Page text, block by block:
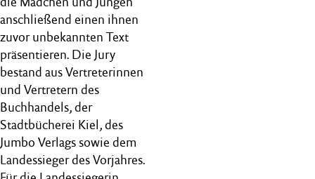
anschließend einen ihnen
zuvor unbekannten Text
präsentieren. Die Jury
bestand aus Vertreterinnen
und Vertretern des
Buchhandels, der
Stadtbücherei Kiel, des
Jumbo Verlags sowie dem
Landessieger des Vorjahres.